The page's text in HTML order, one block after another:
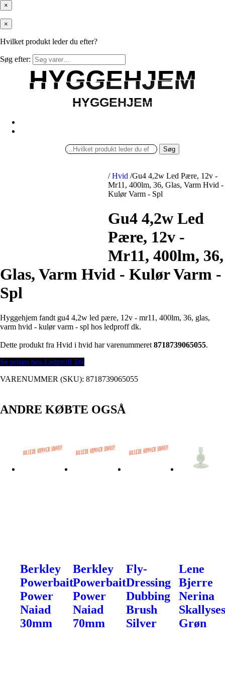
×
×
Hvilket produkt leder du efter?
Søg efter:
HYGGEHJEM
HYGGEHJEM
HYGGEHJEM
HYGGEHJEM
Søg
/ Hvid /Gu4 4,2w Led Pære, 12v -
Mr11, 400lm, 36, Glas, Varm Hvid -
Kulør Varm - Spl
Gu4 4,2w Led
Pære, 12v -
Mr11, 400lm, 36,
Glas, Varm Hvid - Kulør Varm -
Spl
Hyggehjem fandt gu4 4,2w led pære, 12v - mr11, 400lm, 36, glas,
varm hvid - kulør varm - spl hos ledproff dk.
Dette produkt fra Hvid i hvid har varenummeret 8718739065055.
Se prisen hos Ledproff Dk
VARENUMMER (SKU): 8718739065055
ANDRE KØBTE OGSÅ
Berkley
Powerbait
Power
Naiad
30mm
Berkley
Powerbait
Power
Naiad
70mm
Fly-
Dressing
Dubbing
Brush
Silver
Lene
Bjerre
Nerina
Grøn